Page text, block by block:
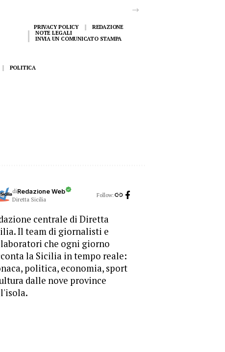
PRIVACY POLICY
REDAZIONE
NOTE LEGALI
INVIA UN COMUNICATO STAMPA
POLITICA
diRedazione Web
Diretta Sicilia
Follow:
centrale di Diretta
Il team di giornalisti e
che ogni giorno
la Sicilia in tempo reale:
politica, economia, sport
dalle nove province